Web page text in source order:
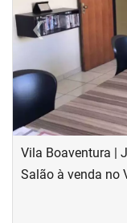
‹Previous
Vila Boaventura |
Salão à venda no